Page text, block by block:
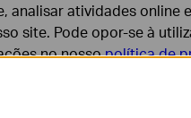
proceder ao
analisar atividades online e
site. Pode opor-se à
no nossopolítica de